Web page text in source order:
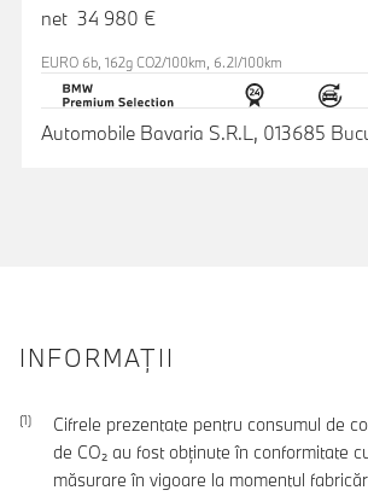
net 34 980 €
EURO 6b, 162g CO2/100km, 6.2l/100km
Automobile Bavaria S.R.L, 013685
INFORMAŢII
Cifrele prezentate pentru consumul de
de CO₂ au fost obţinute în conformitate
măsurare în vigoare la momentul